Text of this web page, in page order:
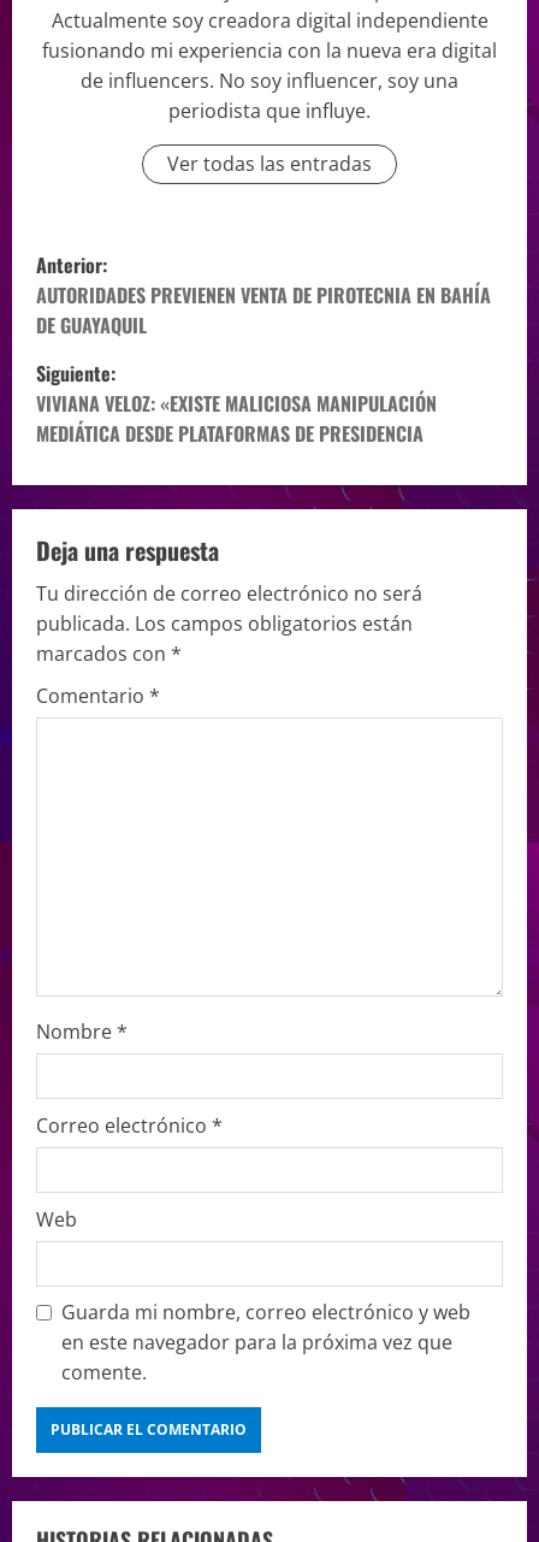
Actualmente soy creadora digital independiente
fusionando mi experiencia con la nueva era digital
de influencers. No soy influencer, soy una
periodista que influye.
Ver todas las entradas
Anterior:
AUTORIDADES PREVIENEN VENTA DE PIROTECNIA EN BAHÍA
DE GUAYAQUIL
Siguiente:
VIVIANA VELOZ: «EXISTE MALICIOSA MANIPULACIÓN
MEDIÁTICA DESDE PLATAFORMAS DE PRESIDENCIA
Deja una respuesta
Tu dirección de correo electrónico no será
publicada. Los campos obligatorios están
marcados con *
Comentario *
Nombre*
Correo electrónico *
Web
Guarda mi nombre, correo electrónico y web
en este navegador para la próxima vez que
comente.